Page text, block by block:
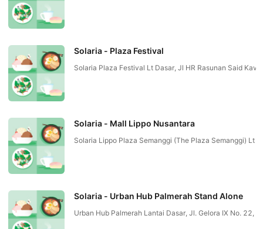
Solaria - Plaza Festival
Solaria Plaza Festival Lt Dasar, Jl HR Rasunan Said
Solaria - Mall Lippo Nusantara
Solaria Lippo Plaza Semanggi (The Plaza Semanggi) Lt
Solaria - Urban Hub Palmerah Stand Alone
Urban Hub Palmerah Lantai Dasar, Jl. Gelora IX No. 22,